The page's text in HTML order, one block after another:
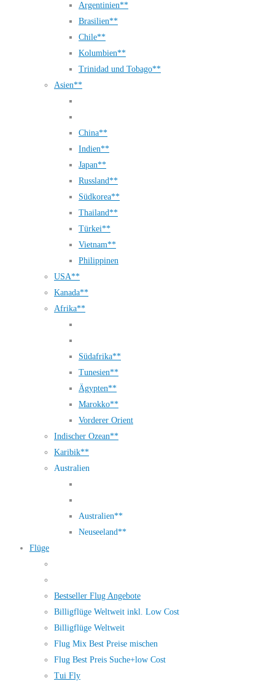
Argentinien**
Brasilien**
Chile**
Kolumbien**
Trinidad und Tobago**
Asien**
China**
Indien**
Japan**
Russland**
Südkorea**
Thailand**
Türkei**
Vietnam**
Philippinen
USA**
Kanada**
Afrika**
Südafrika**
Tunesien**
Ägypten**
Marokko**
Vorderer Orient
Indischer Ozean**
Karibik**
Australien
Australien**
Neuseeland**
Flüge
Bestseller Flug Angebote
Billigflüge Weltweit inkl. Low Cost
Billigflüge Weltweit
Flug Mix Best Preise mischen
Flug Best Preis Suche+low Cost
Tui Fly